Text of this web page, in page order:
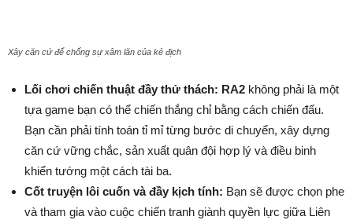
Xây căn cứ để chống sự xâm lăn của kẻ địch
Lối chơi chiến thuật đầy thử thách: RA2 không phải là một
tựa game bạn có thể chiến thắng chỉ bằng cách chiến đấu.
Bạn cần phải tính toán tỉ mỉ từng bước di chuyển, xây dựng
căn cứ vững chắc, sản xuất quân đội hợp lý và điều binh
khiển tướng một cách tài ba.
Cốt truyện lôi cuốn và đầy kịch tính: Bạn sẽ được chọn phe
và tham gia vào cuộc chiến tranh giành quyền lực giữa Liên